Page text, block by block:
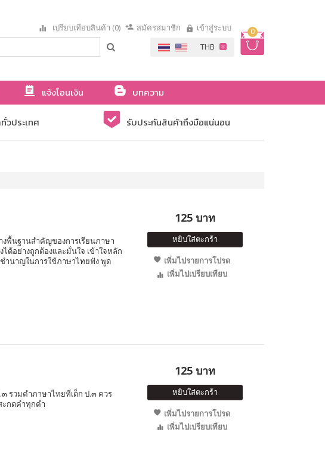
0
เปรียบเทียบสินค้า (0) สมัครสมาชิก เข้าสู่ระบบ
แจ้งโอนเงิน
บทความ
วประเทศ รับประกันสินค้าถึงมือแน่นอน
พื้นฐานสำคัญของการเรียนภาษา
ด้อย่างถูกต้องและมั่นใจ เข้าใจหลัก
ำนาญในการใช้ภาษาไทยฟัง พูด
125 บาท
หยิบใส่ตะกร้า
เพิ่มไปรายการโปรด
เพิ่มไปเปรียบเทียบ
รวมคำภาษาไทยที่เด็ก ป.๓ ควร
ะกดคำทุกคำ
125 บาท
หยิบใส่ตะกร้า
เพิ่มไปรายการโปรด
เพิ่มไปเปรียบเทียบ